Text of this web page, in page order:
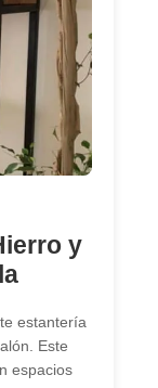
y
estantería
Este
espacios